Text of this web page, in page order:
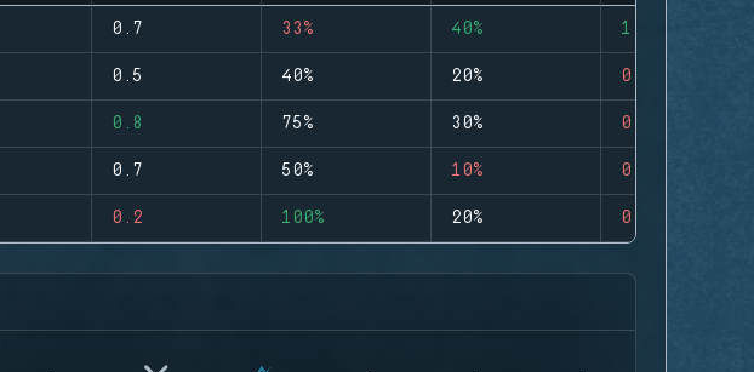
0.7 33% 40% 1
0.5 40% 20% 0
0.8 75% 30% 0
0.7 50% 10% 0
0.2 100% 20% 0